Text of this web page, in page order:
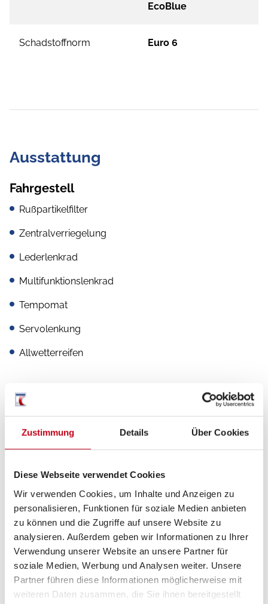
Zustimmung Details Über Cookies
Diese Webseite verwendet Cookies
Wir verwenden Cookies, um Inhalte und Anzeigen zu
personalisieren, Funktionen für soziale Medien anbieten
zu können und die Zugriffe auf unsere Website zu
analysieren. Außerdem geben wir Informationen zu Ihrer
Verwendung unserer Website an unsere Partner für
soziale Medien, Werbung und Analysen weiter. Unsere
Partner führen diese Informationen möglicherweise mit
weiteren Daten zusammen, die Sie ihnen bereitgestellt
EcoBlue
Schadstoffnorm Euro 6
Ausstattung
Fahrgestell
Rußpartikelfilter
Zentralverriegelung
Lederlenkrad
Multifunktionslenkrad
Tempomat
Servolenkung
Allwetterreifen
Aufbau
Markise
Fahrradträger
Sanitär
WC